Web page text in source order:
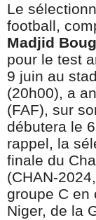
Le
football,
Madjid
pour le test
9 juin au
(20h00), a
(FAF), sur
débutera le
rappel, la
finale du
(CHAN-
groupe C en
Niger, de la